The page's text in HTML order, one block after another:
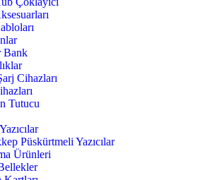
Bank
Cihazları
Tutucu
Püskürtmeli Yazıcılar
Ürünleri